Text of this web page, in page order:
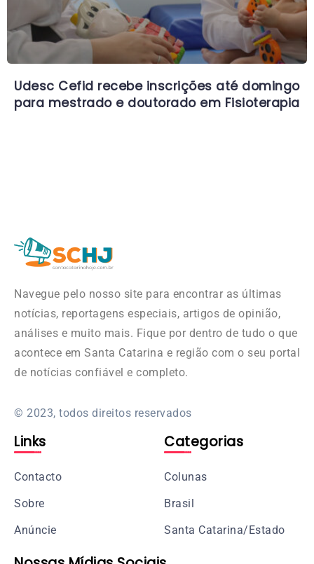
Udesc Cefid recebe inscrições até domingo
para mestrado e doutorado em Fisioterapia
Navegue pelo nosso site para encontrar as últimas
notícias, reportagens especiais, artigos de opinião,
análises e muito mais. Fique por dentro de tudo o que
acontece em Santa Catarina e região com o seu portal
de notícias confiável e completo.
© 2023, todos direitos reservados
Links
Contacto
Sobre
Anúncie
Categorias
Colunas
Brasil
Santa Catarina/Estado